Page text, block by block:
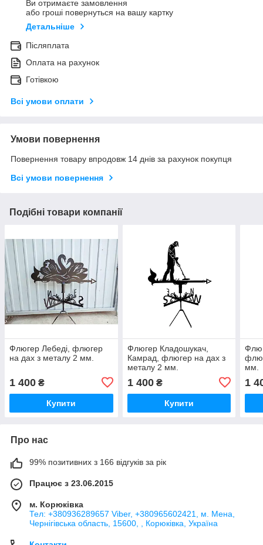
Ви отримаєте замовлення
або гроші повернуться на вашу картку
Детальніше
Післяплата
Оплата на рахунок
Готівкою
Всі умови оплати
Умови повернення
Повернення товару впродовж 14 днів за рахунок покупця
Всі умови повернення
Подібні товари компанії
Флюгер Лебеді, флюгер
на дах з металу 2 мм.
1 400 ₴
Купити
Флюгер Кладошукач,
Камрад, флюгер на дах з
металу 2 мм.
1 400₴
Купити
мм.
1
Про нас
99% позитивних з 166 відгуків за рік
Працює з 23.06.2015
м. Корюківка
Тел: +380936289657 Viber, +380965602421, м. Мена,
Чернігівська область, 15600, , Корюківка, Україна